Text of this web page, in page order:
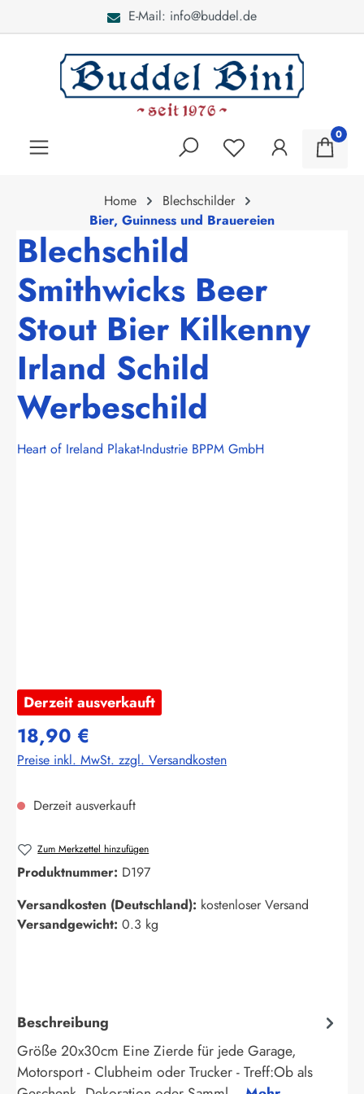
E-Mail: info@buddel.de
0
Home
Blechschilder
Bier, Guinness und Brauereien
Blechschild
Smithwicks Beer
Stout Bier Kilkenny
Irland Schild
Werbeschild
Heart of Ireland Plakat-Industrie BPPM GmbH
Derzeit ausverkauft
18,90 €
Preise inkl. MwSt. zzgl. Versandkosten
Derzeit ausverkauft
Zum Merkzettel hinzufügen
Produktnummer: D197
Versandkosten (Deutschland): kostenloser Versand
Versandgewicht: 0.3 kg
Beschreibung
Größe 20x30cm Eine Zierde für jede Garage,
Motorsport - Clubheim oder Trucker - Treff:Ob als